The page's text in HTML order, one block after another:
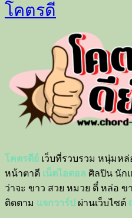
โคตรดี
โคตรดีย์ เว็บที่รวบรวม หนุ่มห
หน้าตาดี เน็ตไอดอล ศิลปิน นักแ
ว่าจะ ขาว สวย หมวย ตี๋ หล่อ ข
ติดตาม แจกวาร์ป ผ่านเว็บไซต์